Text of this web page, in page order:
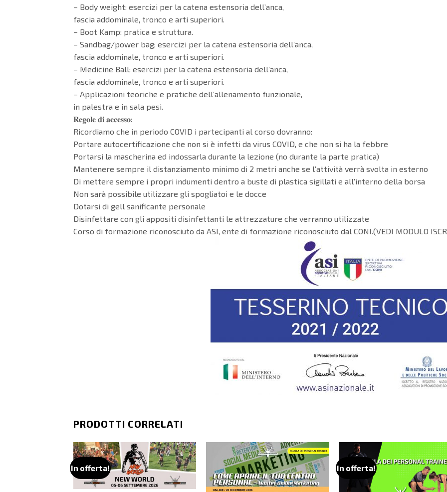
– Body weight: esercizi per la catena estensoria dell’anca,
fascia addominale, tronco e arti superiori.
– Boot Kamp: pratica e struttura.
– Sandbag/power bag; esercizi per la catena estensoria dell’anca,
fascia addominale, tronco e arti superiori.
– Medicine Ball; esercizi per la catena estensoria dell’anca,
fascia addominale, tronco e arti superiori.
– Applicazioni teoriche e pratiche dell’allenamento funzionale,
in palestra e in sala pesi.
𝐑𝐞𝐠𝐨𝐥𝐞 𝐝𝐢 𝐚𝐜𝐜𝐞𝐬𝐬𝐨:
Ricordiamo che in periodo COVID i partecipanti al corso dovranno:
Portare autocertificazione che non si è infetti da virus COVID, e che non si ha la febbre
Portarsi la mascherina ed indossarla durante la lezione (no durante la parte pratica)
Mantenere sempre il distanziamento minimo di 2 metri anche se l’attività verrà svolta in esterno
Di mettere sempre i propri indumenti dentro a buste di plastica sigillati e all’interno della borsa
Non sarà possibile utilizzare gli spogliatoi e le docce
Dotarsi di gell sanificante personale
Disinfettare con gli appositi disinfettanti le attrezzature che verranno utilizzate
Corso di formazione riconosciuto da ASI, ente di formazione riconosciuto dal CONI.(VEDI MODULO
PRODOTTI CORRELATI
In offerta! In offerta!